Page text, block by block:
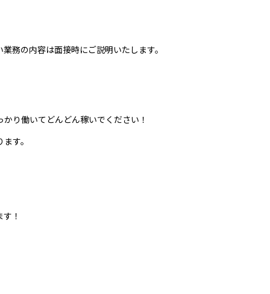
務の内容は面接時にご説明いたします。
り働いてどんどん稼いでください！
す。
！